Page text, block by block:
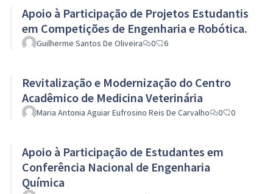
Apoio à Participação de Projetos Estudantis
em Competições de Engenharia e Robótica.
Guilherme Santos De Oliveira 0 6
Revitalização e Modernização do Centro
Acadêmico de Medicina Veterinária
Maria Antonia Aguiar Eufrosino Reis De Carvalho 0 0
Apoio à Participação de Estudantes em
Conferência Nacional de Engenharia
Química